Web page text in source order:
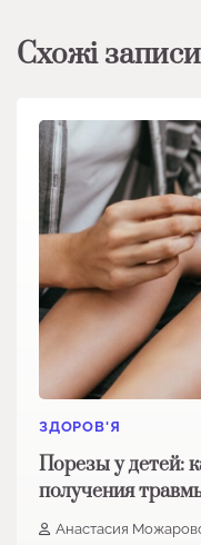
Схожі записи
ЗДОРОВ'Я
Порезы у детей:
получения
Анастасия